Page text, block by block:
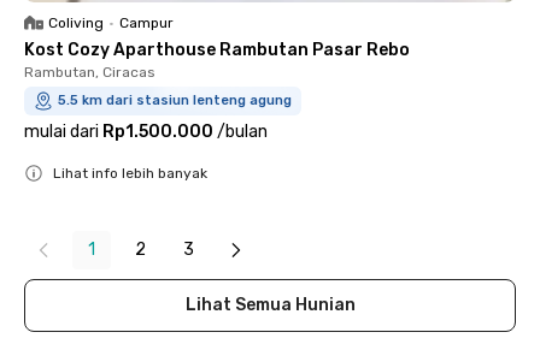
Coliving • Campur
Kost Cozy Aparthouse Rambutan Pasar Rebo
Rambutan, Ciracas
5.5 km dari stasiun lenteng agung
mulai dari Rp1.500.000 /bulan
Lihat info lebih banyak
1 2 3
Lihat Semua Hunian